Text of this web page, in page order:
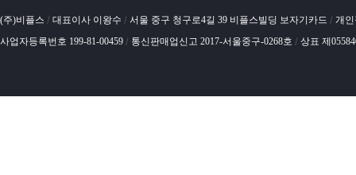
(주)비플스 / 대표이사 이왕수 / 서울 중구 청구로4길 39 비플스빌딩 보자기카드 / 개
사업자등록번호 199-81-00459 / 통신판매업신고 2017-서울중구-0268호 / 상표 제